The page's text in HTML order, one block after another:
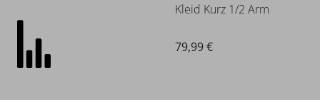
Kleid Kurz 1/2 Arm
79,99 €